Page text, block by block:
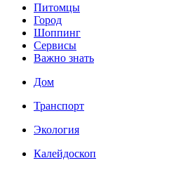
Питомцы
Город
Шоппинг
Сервисы
Важно знать
Дом
Транспорт
Экология
Калейдоскоп